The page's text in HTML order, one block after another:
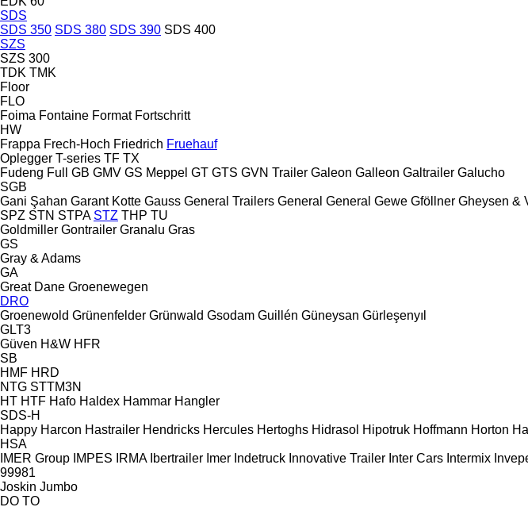
SDS
SDS 350 SDS 380 SDS 390 SDS 400
SZS
SZS 300
TDK TMK
Floor
FLO
Foima Fontaine Format Fortschritt
HW
Frappa Frech-Hoch Friedrich Fruehauf
Oplegger T-series TF TX
Fudeng Full GB GMV GS Meppel GT GTS GVN Trailer Galeon Galleon Galtrailer Galucho
SGB
Gani Şahan Garant Kotte Gauss General Trailers General General Gewe Gföllner Gheysen &
SPZ STN STPA STZ THP TU
Goldmiller Gontrailer Granalu Gras
GS
Gray & Adams
GA
Great Dane Groenewegen
DRO
Groenewold Grünenfelder Grünwald Gsodam Guillén Güneysan Gürleşenyıl
GLT3
Güven H&W HFR
SB
HMF HRD
NTG STTM3N
HT HTF Hafo Haldex Hammar Hangler
SDS-H
Happy Harcon Hastrailer Hendricks Hercules Hertoghs Hidrasol Hipotruk Hoffmann Horton
HSA
IMER Group IMPES IRMA Ibertrailer Imer Indetruck Innovative Trailer Inter Cars Intermix
99981
Joskin Jumbo
DO TO